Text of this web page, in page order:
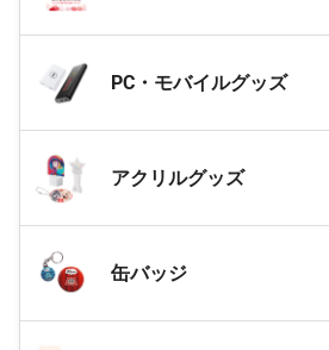
PC・モバイルグッズ
アクリルグッズ
缶バッジ